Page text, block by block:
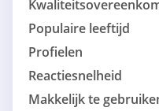
Populaire leeftijd
Profielen
Reactiesnelheid
Makkelijk te